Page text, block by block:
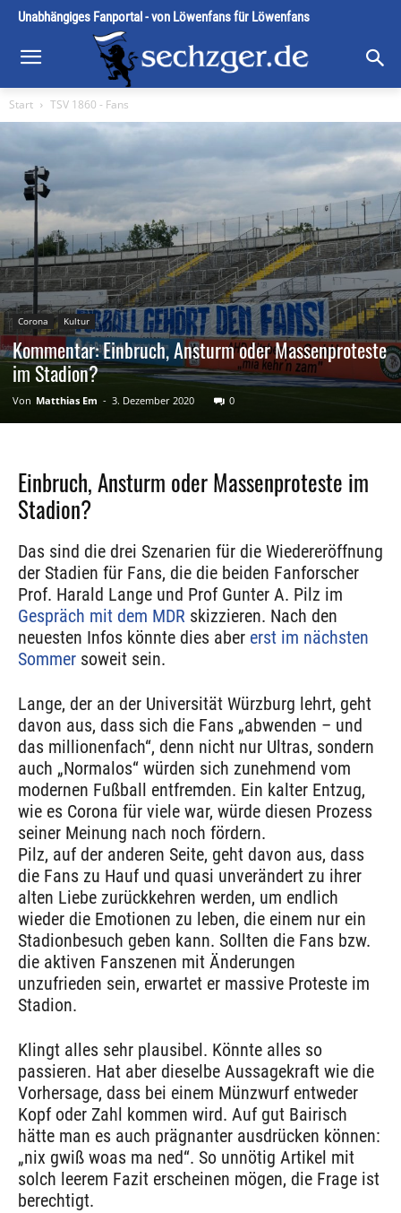
Unabhängiges Fanportal - von Löwenfans für Löwenfans
Start TSV 1860 - Fans
Corona Kultur
Kommentar: Einbruch, Ansturm oder Massenproteste
im Stadion?
Von Matthias Em - 3. Dezember 2020 0
Einbruch, Ansturm oder Massenproteste im
Stadion?
Das sind die drei Szenarien für die Wiedereröffnung
der Stadien für Fans, die die beiden Fanforscher
Prof. Harald Lange und Prof Gunter A. Pilz im
Gespräch mit dem MDR skizzieren. Nach den
neuesten Infos könnte dies aber erst im nächsten
Sommer soweit sein.
Lange, der an der Universität Würzburg lehrt, geht
davon aus, dass sich die Fans „abwenden – und
das millionenfach“, denn nicht nur Ultras, sondern
auch „Normalos“ würden sich zunehmend vom
modernen Fußball entfremden. Ein kalter Entzug,
wie es Corona für viele war, würde diesen Prozess
seiner Meinung nach noch fördern.
Pilz, auf der anderen Seite, geht davon aus, dass
die Fans zu Hauf und quasi unverändert zu ihrer
alten Liebe zurückkehren werden, um endlich
wieder die Emotionen zu leben, die einem nur ein
Stadionbesuch geben kann. Sollten die Fans bzw.
die aktiven Fanszenen mit Änderungen
unzufrieden sein, erwartet er massive Proteste im
Stadion.
Klingt alles sehr plausibel. Könnte alles so
passieren. Hat aber dieselbe Aussagekraft wie die
Vorhersage, dass bei einem Münzwurf entweder
Kopf oder Zahl kommen wird. Auf gut Bairisch
hätte man es auch prägnanter ausdrücken können:
„nix gwiß woas ma ned“. So unnötig Artikel mit
solch leerem Fazit erscheinen mögen, die Frage ist
berechtigt.